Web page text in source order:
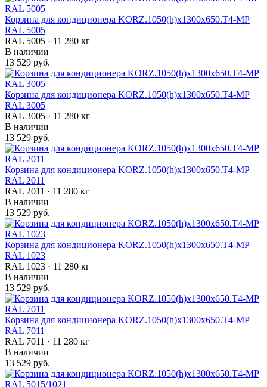
Корзина для кондиционера KORZ.1050(h)x1300x650.T4-МP
RAL 5005
RAL 5005 · 11 280 кг
В наличии
13 529 руб.
Корзина для кондиционера KORZ.1050(h)x1300x650.T4-МP
RAL 3005
RAL 3005 · 11 280 кг
В наличии
13 529 руб.
Корзина для кондиционера KORZ.1050(h)x1300x650.T4-МP
RAL 2011
RAL 2011 · 11 280 кг
В наличии
13 529 руб.
Корзина для кондиционера KORZ.1050(h)x1300x650.T4-МP
RAL 1023
RAL 1023 · 11 280 кг
В наличии
13 529 руб.
Корзина для кондиционера KORZ.1050(h)x1300x650.T4-МP
RAL 7011
RAL 7011 · 11 280 кг
В наличии
13 529 руб.